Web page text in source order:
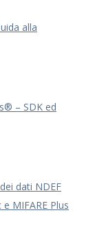
alla
– SDK ed
dati NDEF
MIFARE Plus